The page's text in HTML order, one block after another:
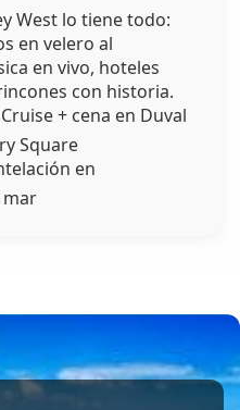
West lo tiene todo:
en velero al
en vivo, hoteles
con historia.
+ cena en Duval
Square
en
mar